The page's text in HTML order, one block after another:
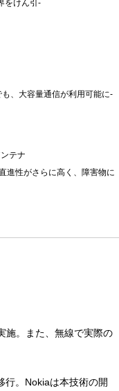
をけん引-
、大容量通信が利用可能に-
テナ
進性がさらに高く、障害物に
施。また、無線で実際の
行。Nokiaは本技術の開